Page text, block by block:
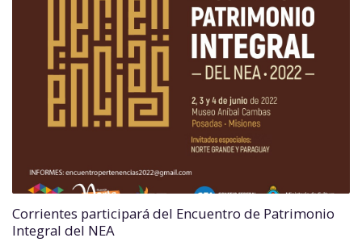
Corrientes participará del Encuentro de Patrimonio
Integral del NEA